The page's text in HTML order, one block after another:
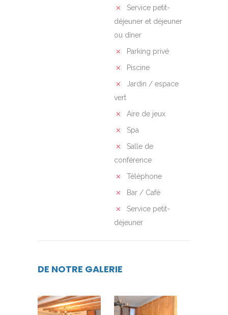
Service petit-
déjeuner et déjeuner
ou dîner
Parking privé
Piscine
Jardin / espace
vert
Aire de jeux
Spa
Salle de
conférence
Téléphone
Bar / Café
Service petit-
déjeuner
DE NOTRE GALERIE